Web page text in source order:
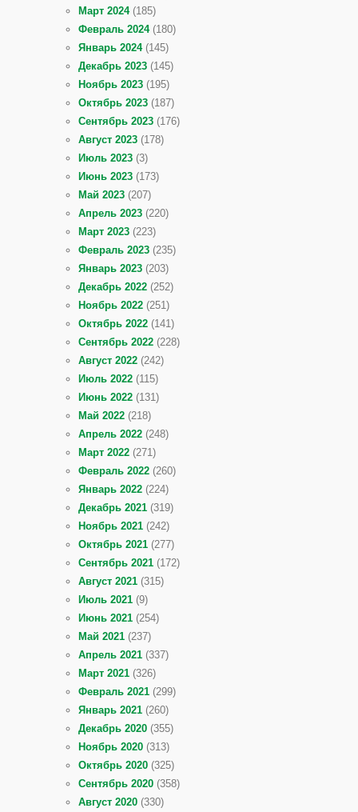
Март 2024(185)
Февраль 2024(180)
Январь 2024(145)
Декабрь 2023 (145)
Ноябрь 2023 (195)
Октябрь 2023 (187)
Сентябрь 2023 (176)
Август 2023 (178)
Июль 2023 (3)
Июнь 2023 (173)
Май 2023 (207)
Апрель 2023 (220)
Март 2023 (223)
Февраль 2023 (235)
Январь 2023 (203)
Декабрь 2022 (252)
Ноябрь 2022 (251)
Октябрь 2022 (141)
Сентябрь 2022 (228)
Август 2022 (242)
Июль 2022 (115)
Июнь 2022 (131)
Май 2022 (218)
Апрель 2022 (248)
Март 2022 (271)
Февраль 2022 (260)
Январь 2022 (224)
Декабрь 2021 (319)
Ноябрь 2021 (242)
Октябрь 2021 (277)
Сентябрь 2021 (172)
Август 2021 (315)
Июль 2021 (9)
Июнь 2021 (254)
Май 2021 (237)
Апрель 2021 (337)
Март 2021 (326)
Февраль 2021 (299)
Январь 2021 (260)
Декабрь 2020 (355)
Ноябрь 2020 (313)
Октябрь 2020 (325)
Сентябрь 2020 (358)
Август 2020 (330)